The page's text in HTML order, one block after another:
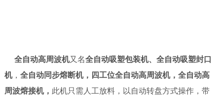
全自动高周波机又名全自动吸塑包装机、全自动吸塑封口
机， 全自动同步熔断机，四工位全自动高周波机，全自动高
周波熔接机， 此机只需人工放料，以自动转盘方式操作，带